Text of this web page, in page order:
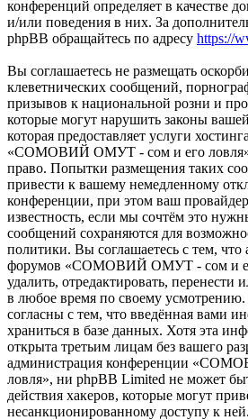
конференций определяет в качестве
и/или поведения в них. За
phpBB обращайтесь по адресу https://
Вы соглашаетесь не размещать
клеветнических сообщений,
призывов к национальной розни и
которые могут нарушить законы
которая предоставляет услуги
«СОМОВИЙ ОМУТ - сом и его ловля»
право. Попытки размещения таких
привести к вашему немедленному
конференции, при этом ваш провайдер
известность, если мы сочтём это
сообщений сохраняются для
политики. Вы соглашаетесь с тем,
форумов «СОМОВИЙ ОМУТ - сом и
удалить, отредактировать,
в любое время по своему усмотрению.
согласны с тем, что введённая вами
храниться в базе данных. Хотя эта
открыта третьим лицам без вашего
администрация конференции
ловля», ни phpBB Limited не может
действия хакеров, которые могут
несанкционированному доступу к ней.